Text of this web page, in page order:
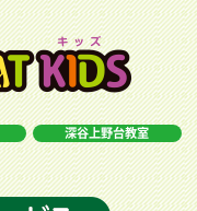
深谷上野台教室